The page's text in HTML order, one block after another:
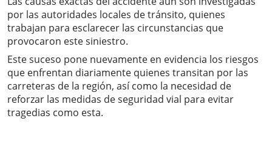
por las autoridades locales de tránsito, quienes
trabajan para esclarecer las circunstancias que
provocaron este siniestro.
Este suceso pone nuevamente en evidencia los riesgos
que enfrentan diariamente quienes transitan por las
carreteras de la región, así como la necesidad de
reforzar las medidas de seguridad vial para evitar
tragedias como esta.